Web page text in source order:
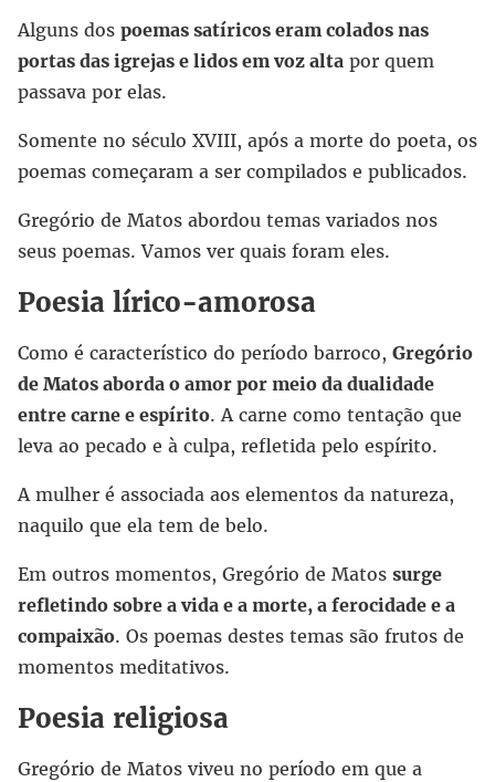
Alguns dos poemas satíricos eram colados nas
portas das igrejas e lidos em voz alta por quem
passava por elas.
Somente no século XVIII, após a morte do poeta, os
poemas começaram a ser compilados e publicados.
Gregório de Matos abordou temas variados nos
seus poemas. Vamos ver quais foram eles.
Poesia lírico-amorosa
Como é característico do período barroco, Gregório
de Matos aborda o amor por meio da dualidade
entre carne e espírito. A carne como tentação que
leva ao pecado e à culpa, refletida pelo espírito.
A mulher é associada aos elementos da natureza,
naquilo que ela tem de belo.
Em outros momentos, Gregório de Matos surge
refletindo sobre a vida e a morte, a ferocidade e a
compaixão. Os poemas destes temas são frutos de
momentos meditativos.
Poesia religiosa
Gregório de Matos viveu no período em que a